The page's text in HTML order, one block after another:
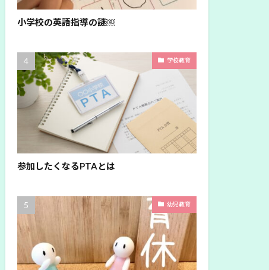
小学校の英語指導の謎￼
学校教育
参加したくなるPTAとは
幼児教育